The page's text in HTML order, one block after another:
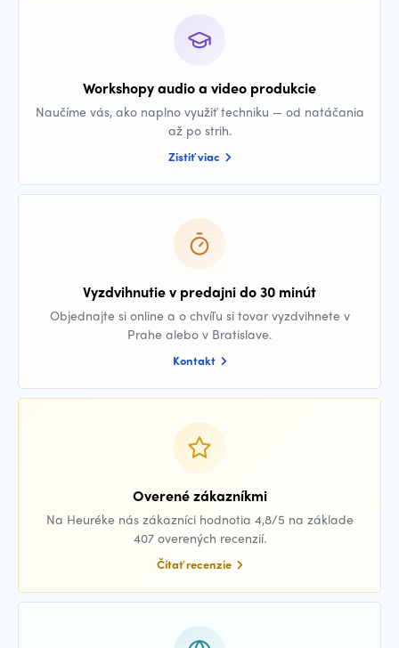
Workshopy audio a video produkcie
Naučíme vás, ako naplno využiť techniku — od natáčania
až po strih.
Zistiť viac
Vyzdvihnutie v predajni do 30 minút
Objednajte si online a o chvíľu si tovar vyzdvihnete v
Prahe alebo v Bratislave.
Kontakt
Overené zákazníkmi
Na Heuréke nás zákazníci hodnotia 4,8/5 na základe
407 overených recenzií.
Čítať recenzie